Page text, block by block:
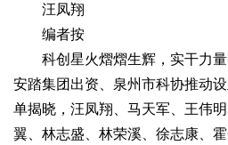
汪凤翔
编者按
科创星火熠熠生辉，实干力
安踏集团出资、泉州市科协推动
单揭晓，汪凤翔、马天军、王伟
翼、林志盛、林荣溪、徐志康、